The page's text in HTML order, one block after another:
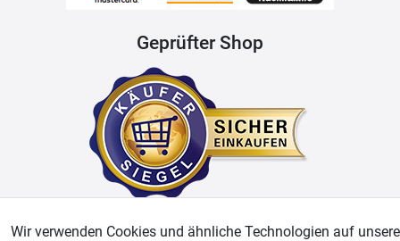
Geprüfter Shop
Wir verwenden Cookies und ähnliche Technologien auf